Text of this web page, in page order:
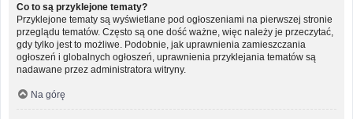
Co to są przyklejone tematy?
Przyklejone tematy są wyświetlane pod ogłoszeniami na pierwszej stronie
przeglądu tematów. Często są one dość ważne, więc należy je przeczytać,
gdy tylko jest to możliwe. Podobnie, jak uprawnienia zamieszczania
ogłoszeń i globalnych ogłoszeń, uprawnienia przyklejania tematów są
nadawane przez administratora witryny.
Na górę